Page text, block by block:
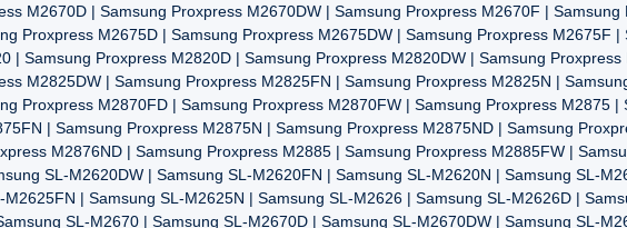
M2670D | Samsung Proxpress M2670DW | Samsung Proxpress M2670F |
Proxpress M2675D | Samsung Proxpress M2675DW | Samsung Proxpress M2675F
| Samsung Proxpress M2820D | Samsung Proxpress M2820DW | Samsung
M2825DW | Samsung Proxpress M2825FN | Samsung Proxpress M2825N |
Proxpress M2870FD | Samsung Proxpress M2870FW | Samsung Proxpress M2875
| Samsung Proxpress M2875N | Samsung Proxpress M2875ND | Samsung
M2876ND | Samsung Proxpress M2885 | Samsung Proxpress M2885FW |
SL-M2620DW | Samsung SL-M2620FN | Samsung SL-M2620N | Samsung SL-
| Samsung SL-M2625N | Samsung SL-M2626 | Samsung SL-M2626D |
SL-M2670 | Samsung SL-M2670D | Samsung SL-M2670DW | Samsung SL-